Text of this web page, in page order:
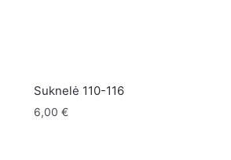
Suknelė 110-116
6,00 €